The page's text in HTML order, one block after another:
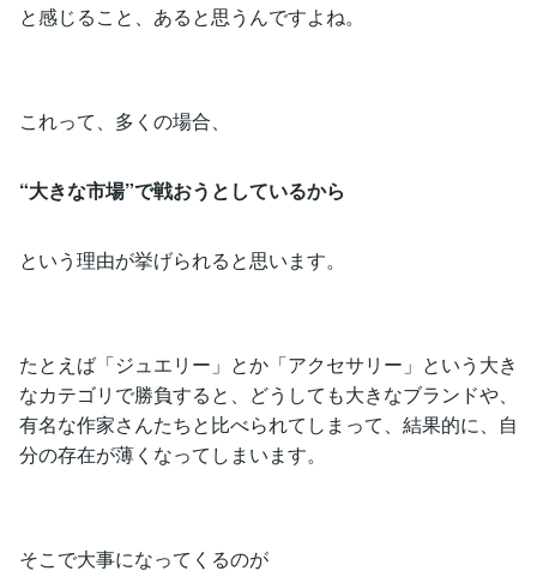
と感じること、あると思うんですよね。
これって、多くの場合、
“大きな市場”で戦おうとしているから
という理由が挙げられると思います。
たとえば「ジュエリー」とか「アクセサリー」という大き
なカテゴリで勝負すると、どうしても大きなブランドや、
有名な作家さんたちと比べられてしまって、結果的に、自
分の存在が薄くなってしまいます。
そこで大事になってくるのが